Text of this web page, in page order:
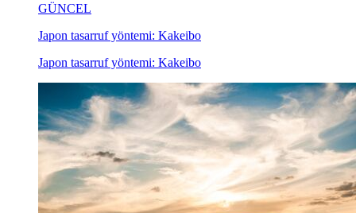
GÜNCEL
Japon tasarruf yöntemi: Kakeibo
Japon tasarruf yöntemi: Kakeibo